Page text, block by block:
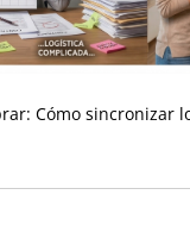
Cómo sincronizar